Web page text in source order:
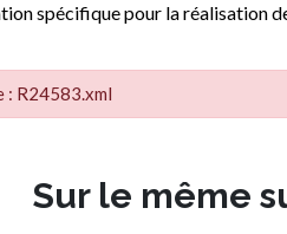
spécifique pour la réalisation
: R24583.xml
Sur le même